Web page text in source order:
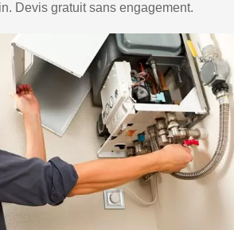
Devis gratuit sans engagement.